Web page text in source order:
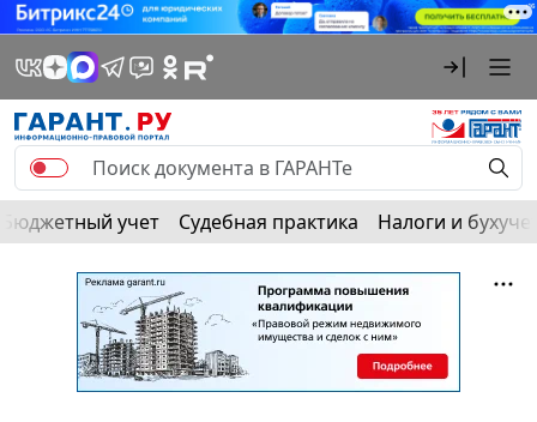
Бюджетный учет Судебная практика Налоги и